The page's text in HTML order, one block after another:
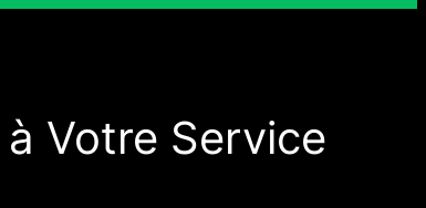
à Votre Service